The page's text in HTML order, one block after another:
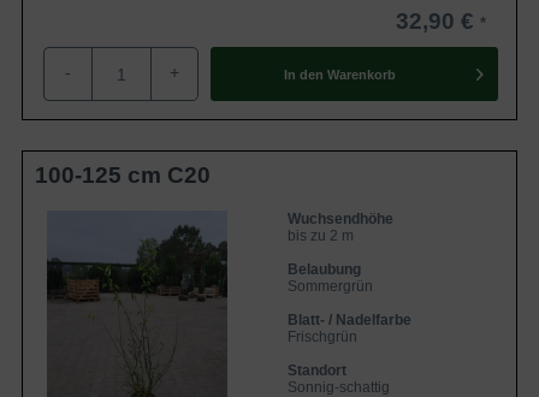
32,90 €
- + In den Warenkorb
100-125 cm C20
Wuchsendhöhe
bis zu 2 m
Belaubung
Sommergrün
Blatt- / Nadelfarbe
Frischgrün
Standort
Sonnig-schattig